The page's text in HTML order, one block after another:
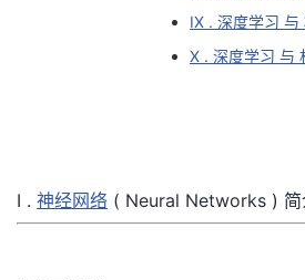
我
IX . 深度学习
X . 深度学习 与
I . 神经网络 ( Neural Networks ) 简